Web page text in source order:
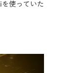
使っていた